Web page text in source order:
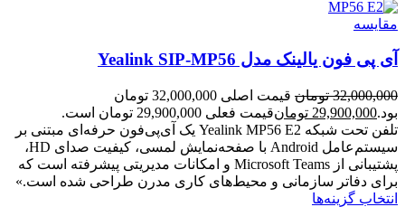
مقایسه
آی پی فون یالینک مدل Yealink SIP-MP56
32,000,000 تومان
قیمت اصلی 32,000,000 تومان
بود.29,900,000 تومانقیمت فعلی 29,900,000 تومان است.
تلفن تحت شبکه Yealink MP56 E2 یک آی‌پی‌فون حرفه‌ای مبتنی بر
سیستم‌عامل Android با صفحه‌نمایش لمسی، کیفیت صدای HD،
پشتیبانی از Microsoft Teams و امکانات مدیریتی پیشرفته است که
برای دفاتر سازمانی و محیط‌های کاری مدرن طراحی شده است.»
انتخاب گزینه‌ها